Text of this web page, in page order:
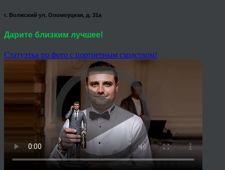
г. Волжский ул. Оломоуцкая, д. 31а
Дарите близким лучшее!
Статуэтка по фото с портретным сходством!